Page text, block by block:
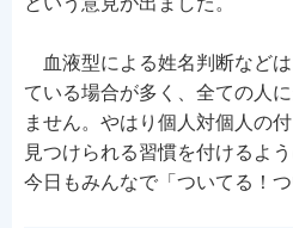
血液型による姓名判断など
ている場合が多く、全ての人
ません。やはり個人対個人の
見つけられる習慣を付けるよ
今日もみんなで「ついてる！